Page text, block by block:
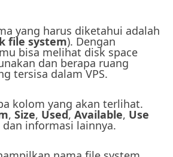
yang harus diketahui adalah
file system). Dengan
bisa melihat disk space
dan berapa ruang
tersisa dalam VPS.
kolom yang akan terlihat.
, Size, Used, Available, Use
dan informasi lainnya.